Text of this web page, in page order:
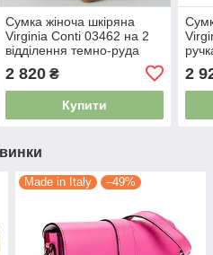
Сумка жіноча шкіряна
Virginia Conti 03462 на 2
відділення темно-руда
2 820₴
Купити
2
Made in Italy –49%